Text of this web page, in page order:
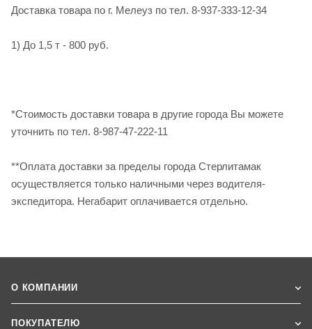
Доставка товара по г. Мелеуз по тел. 8-937-333-12-34
1) До 1,5 т - 800 руб.
*Стоимость доставки товара в другие города Вы можете
уточнить по тел. 8-987-47-222-11
**Оплата доставки за пределы города Стерлитамак
осуществляется только наличными через водителя-
экспедитора. Негабарит оплачивается отдельно.
О КОМПАНИИ
ПОКУПАТЕЛЮ